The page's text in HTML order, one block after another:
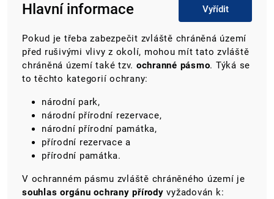
Hlavní informace Vyřídit
Pokud je třeba zabezpečit zvláště chráněná území
před rušivými vlivy z okolí, mohou mít tato zvláště
chráněná území také tzv. ochranné pásmo. Týká se
to těchto kategorií ochrany:
národní park,
národní přírodní rezervace,
národní přírodní památka,
přírodní rezervace a
přírodní památka.
V ochranném pásmu zvláště chráněného území je
souhlas orgánu ochrany přírody vyžadován k: